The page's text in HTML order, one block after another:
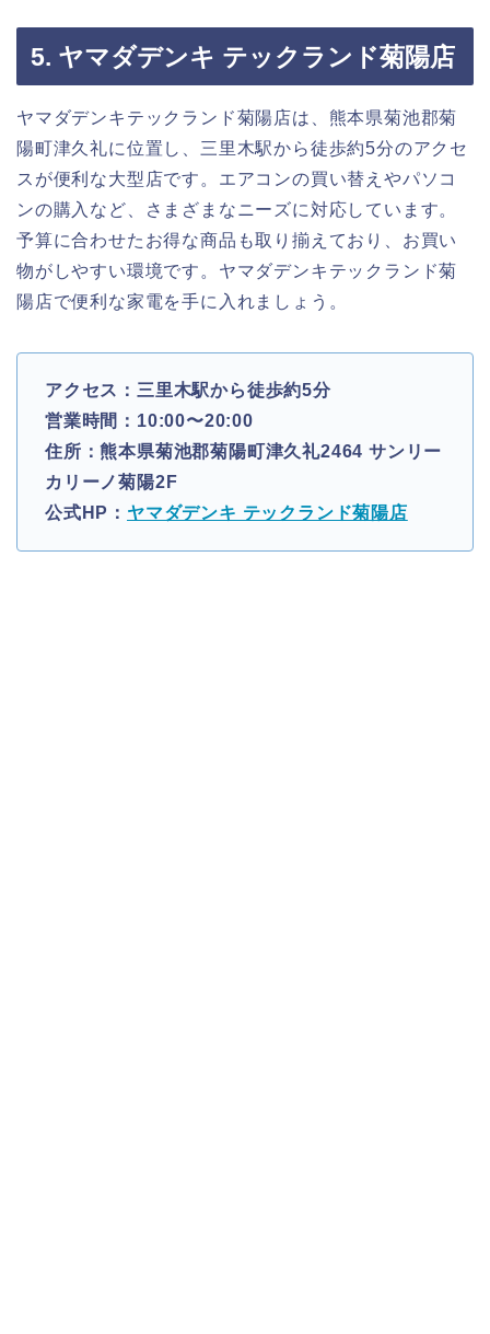
5. ヤマダデンキ テックランド菊陽店
ヤマダデンキテックランド菊陽店は、熊本県菊池郡菊
陽町津久礼に位置し、三里木駅から徒歩約5分のアクセ
スが便利な大型店です。エアコンの買い替えやパソコ
ンの購入など、さまざまなニーズに対応しています。
予算に合わせたお得な商品も取り揃えており、お買い
物がしやすい環境です。ヤマダデンキテックランド菊
陽店で便利な家電を手に入れましょう。
アクセス：三里木駅から徒歩約5分
営業時間：10:00〜20:00
住所：熊本県菊池郡菊陽町津久礼2464 サンリー
カリーノ菊陽2F
公式HP： ヤマダデンキ テックランド菊陽店